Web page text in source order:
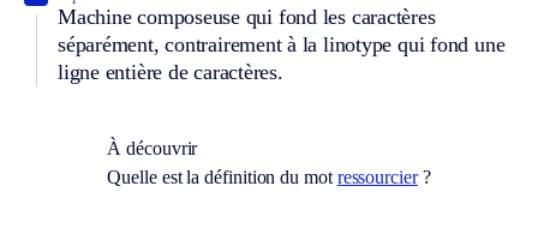
Machine composeuse qui fond les caractères
séparément, contrairement à la linotype qui fond une
ligne entière de caractères.
À découvrir
Quelle est la définition du mot ressourcier?